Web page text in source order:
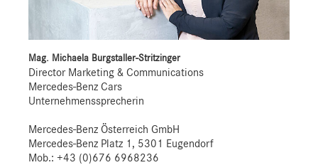
Mag. Michaela Burgstaller-Stritzinger
Director Marketing & Communications
Mercedes-Benz Cars
Unternehmenssprecherin
Mercedes-Benz Österreich GmbH
Mercedes-Benz Platz 1, 5301 Eugendorf
Mob.: +43 (0)676 6968236